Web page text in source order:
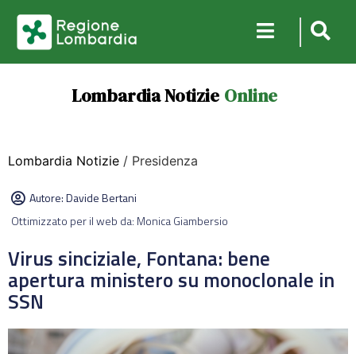
Lombardia Notizie Online
Lombardia Notizie / Presidenza
Autore:Davide Bertani
Ottimizzato per il web da: Monica Giambersio
Virus sinciziale, Fontana: bene
apertura ministero su monoclonale in
SSN